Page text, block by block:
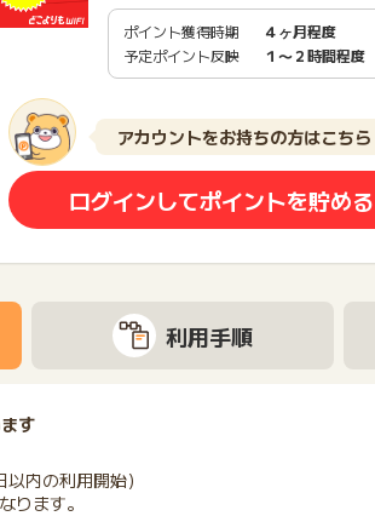
ポイント獲得時期
４ヶ月程度
予定ポイント反映
１〜２時間程度
アカウントをお持ちの方はこちら
ログインしてポイントを貯める
利用手順
す
内の利用開始）
ります。